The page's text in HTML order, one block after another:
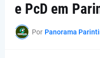
e PcD em
Por Panorama